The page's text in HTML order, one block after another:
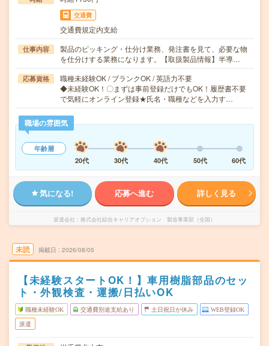
交通費
交通費規定内支給
仕事内容
製品のピッキング・仕分け業務、発注書を見て、必要な物
を仕分けする業務になります。【取扱製品情報】半導…
応募資格
職種未経験OK / ブランクOK / 英語力不要
◆未経験OK！〇まずは事前登録だけでもOK！履歴書不要
で気軽にオンライン登録★氏名・職種などを入力す…
職場の雰囲気
年齢層
20代
30代 40代 50代 60代
気になる! 応募へ進む 詳しく見る
派遣会社 株式会社綜合キャリアオプション 製造事業部（全国）
未読 掲載日 2026/08/05
【未経験スタートOK！】車用樹脂部品のセッ
ト・外観検査・運搬/日払いOK
職種未経験OK 交通費別途支給あり 土日祝日が休み WEB登録OK
派遣